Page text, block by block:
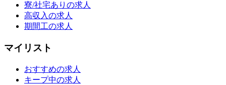
寮/社宅ありの求人
高収入の求人
期間工の求人
マイリスト
おすすめの求人
キープ中の求人